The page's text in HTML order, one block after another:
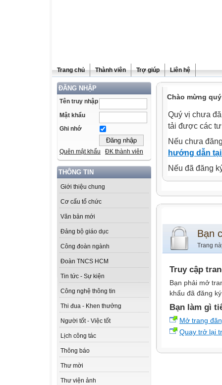
Trang chủ Thành viên Trợ giúp Liên hệ
ĐĂNG NHẬP
Tên truy nhập
Mật khẩu
Ghi nhớ
Quên mật khẩu ĐK thành viên
THÔNG TIN
Giới thiệu chung
Cơ cấu tổ chức
Văn bản mới
Đảng bộ giáo dục
Công đoàn ngành
Đoàn TNCS HCM
Tin tức - Sự kiện
Công nghệ thông tin
Thi đua - Khen thưởng
Người tốt - Việc tốt
Lịch công tác
Thông báo
Thư mời
Thư viện ảnh
Chào mừng
Quý vị chưa
tải được các
Nếu chưa
hướng dẫn
Nếu đã đăng
Bạn
Trang
Truy cập
Bạn phải mở
khẩu đã đăng
Bạn làm gì
Mở trang
Quay trở lại